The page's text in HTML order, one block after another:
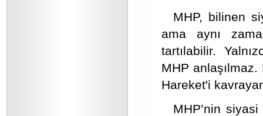
MHP, bilinen
ama aynı
tartılabilir.
MHP
Hareket'i
MHP’nin